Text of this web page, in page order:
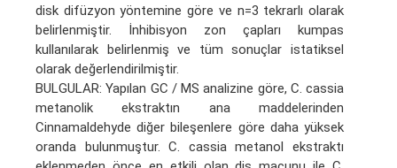
disk difüzyon yöntemine göre ve n=3 tekrarlı olarak
belirlenmiştir. İnhibisyon zon çapları kumpas
kullanılarak belirlenmiş ve tüm sonuçlar istatiksel
olarak değerlendirilmiştir.
BULGULAR: Yapılan GC / MS analizine göre, C. cassia
metanolik ekstraktın ana maddelerinden
Cinnamaldehyde diğer bileşenlere göre daha yüksek
oranda bulunmuştur. C. cassia metanol ekstraktı